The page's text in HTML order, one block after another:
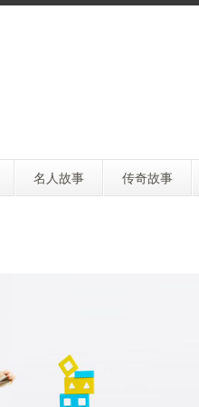
名人故事 传奇故事